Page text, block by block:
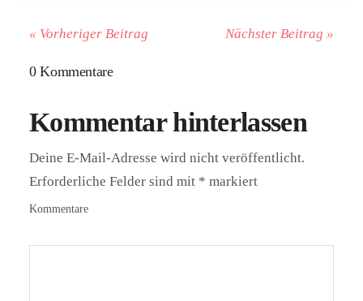
« Vorheriger Beitrag Nächster Beitrag »
0 Kommentare
Kommentar hinterlassen
Deine E-Mail-Adresse wird nicht veröffentlicht.
Erforderliche Felder sind mit * markiert
Kommentare